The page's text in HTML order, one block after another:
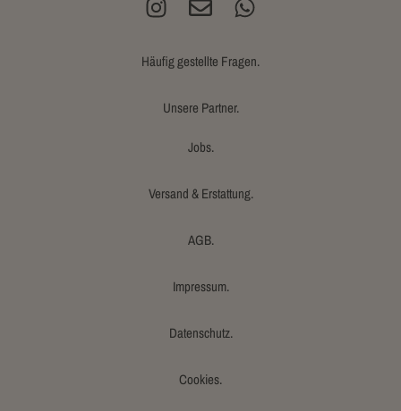
Häufig gestellte Fragen.
Unsere Partner.
Jobs.
Versand & Erstattung.
AGB.
Impressum.
Datenschutz.
Cookies.